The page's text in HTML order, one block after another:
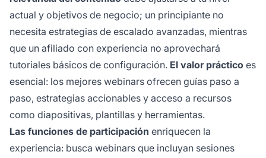
actual y objetivos de negocio; un principiante no
necesita estrategias de escalado avanzadas, mientras
que un afiliado con experiencia no aprovechará
tutoriales básicos de configuración. El valor práctico es
esencial: los mejores webinars ofrecen guías paso a
paso, estrategias accionables y acceso a recursos
como diapositivas, plantillas y herramientas.
Las funciones de participación enriquecen la
experiencia: busca webinars que incluyan sesiones